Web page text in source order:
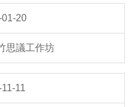
01-20
思議工作坊
11